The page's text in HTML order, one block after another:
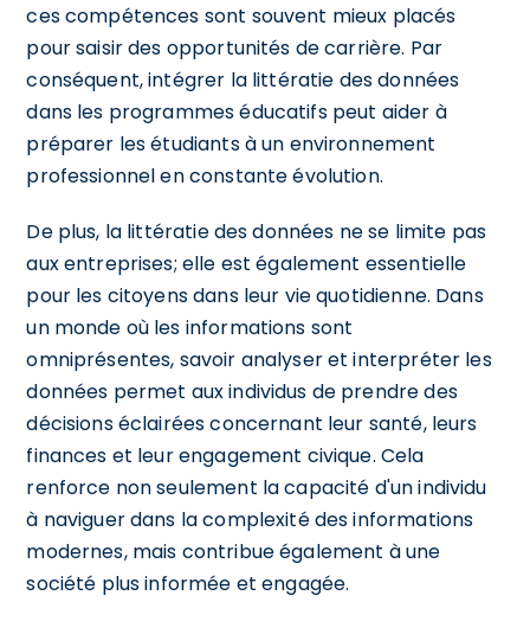
ces compétences sont souvent mieux placés
pour saisir des opportunités de carrière. Par
conséquent, intégrer la littératie des données
dans les programmes éducatifs peut aider à
préparer les étudiants à un environnement
professionnel en constante évolution.
De plus, la littératie des données ne se limite pas
aux entreprises; elle est également essentielle
pour les citoyens dans leur vie quotidienne. Dans
un monde où les informations sont
omniprésentes, savoir analyser et interpréter les
données permet aux individus de prendre des
décisions éclairées concernant leur santé, leurs
finances et leur engagement civique. Cela
renforce non seulement la capacité d'un individu
à naviguer dans la complexité des informations
modernes, mais contribue également à une
société plus informée et engagée.